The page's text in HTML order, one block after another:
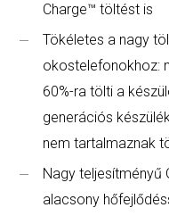
Charge™ töltést is
Tökéletes a nagy
okostelefonokhoz:
60%-ra tölti a
generációs
nem tartalmaznak
Nagy teljesítményű
alacsony